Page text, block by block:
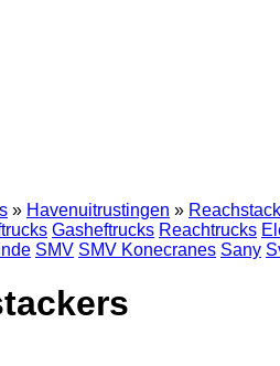
» Havenuitrustingen »
Gasheftrucks Reachtrucks
SMV SMV Konecranes Sany